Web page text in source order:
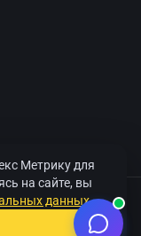
в Санкт-
Метрику для
на сайте, вы
данных.